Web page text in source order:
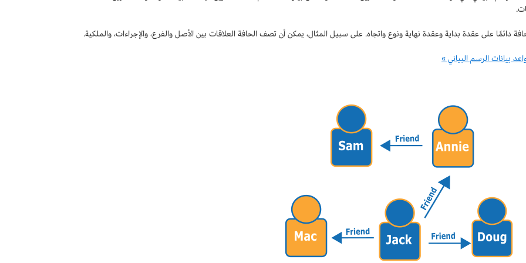
دائمًا على عقدة بداية وعقدة نهاية ونوع واتجاه. على سبيل المثال، يمكن أن تصف الحافة العلاقات بين الأصل والفرع، والإجراءات، والملكية.
بيانات الرسم البياني »